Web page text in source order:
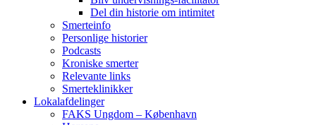
Del din historie om intimitet
Smerteinfo
Personlige historier
Podcasts
Kroniske smerter
Relevante links
Smerteklinikker
Lokalafdelinger
FAKS Ungdom – København